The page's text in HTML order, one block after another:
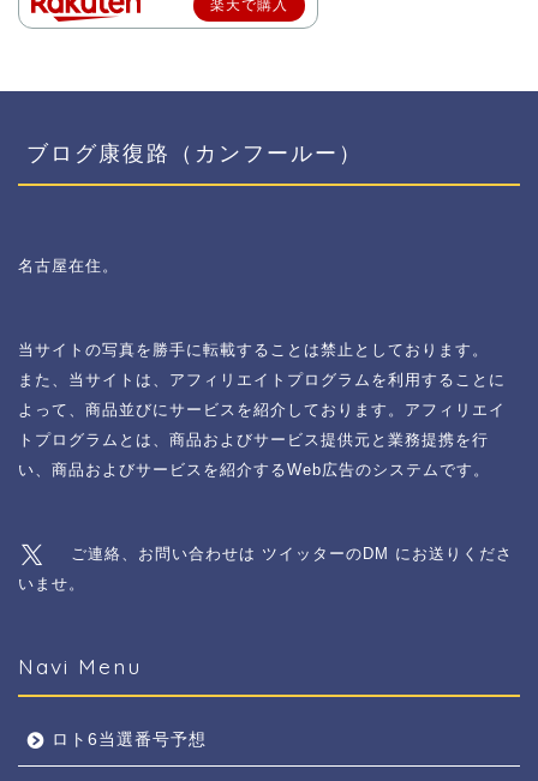
楽天で購入
ブログ康復路（カンフールー）
名古屋在住。
当サイトの写真を勝手に転載することは禁止としております。
また、当サイトは、アフィリエイトプログラムを利用することに
よって、商品並びにサービスを紹介しております。アフィリエイ
トプログラムとは、商品およびサービス提供元と業務提携を行
い、商品およびサービスを紹介するWeb広告のシステムです。
ご連絡、お問い合わせは ツイッターのDM にお送りくださ
いませ。
Navi Menu
ロト6当選番号予想